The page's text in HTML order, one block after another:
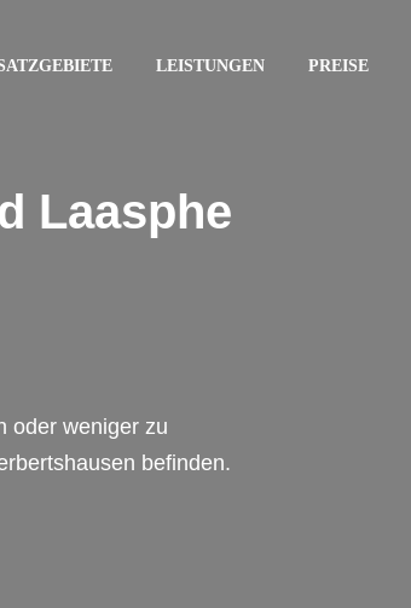
LEISTUNGEN PREISE
Laasphe
oder weniger zu
befinden.